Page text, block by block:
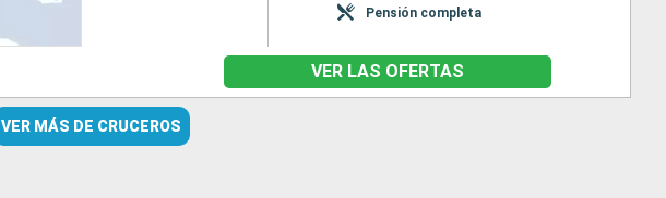
Pensión completa
VER LAS OFERTAS
VER MÁS DE CRUCEROS